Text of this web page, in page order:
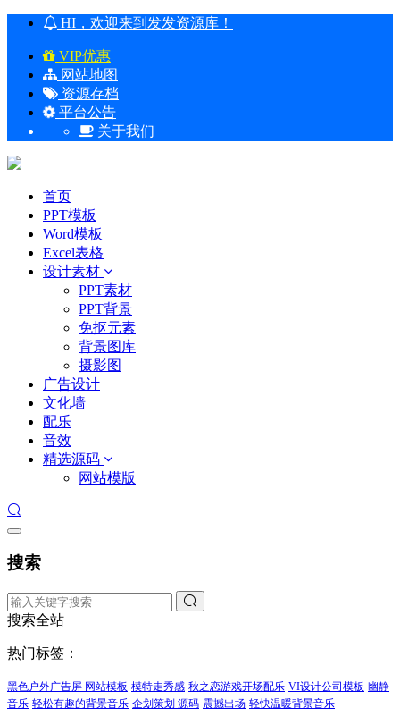
HI，欢迎来到发发资源库！
VIP优惠
网站地图
资源存档
平台公告
关于我们
首页
PPT模板
Word模板
Excel表格
设计素材
PPT素材
PPT背景
免抠元素
背景图库
摄影图
广告设计
文化墙
配乐
音效
精选源码
网站模版
搜索
搜索全站
热门标签：
黑色户外广告屏 网站模板 模特走秀感 秋之恋游戏开场配乐 VI设计公司模板 幽静
音乐 轻松有趣的背景音乐 企划策划 源码 震撼出场 轻快温暖背景音乐